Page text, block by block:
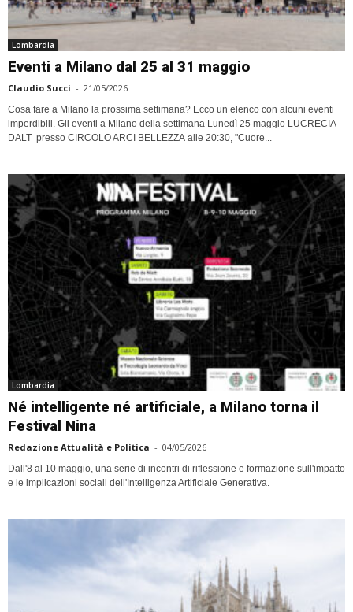
Lombardia
Eventi a Milano dal 25 al 31 maggio
Claudio Succi - 21/05/2026
Cosa fare a Milano la prossima settimana? Ecco un elenco con alcuni eventi
imperdibili. Gli eventi a Milano della settimana Lunedì 25 maggio LUCRECIA
DALT presso CIRCOLO ARCI BELLEZZA alle 20:30, "Cuore...
Lombardia
Né intelligente né artificiale, a Milano torna il
Festival Nina
Redazione Attualità e Politica - 04/05/2026
Dall'8 al 10 maggio, una serie di incontri di riflessione e formazione sull'impatto
e le implicazioni sociali dell'Intelligenza Artificiale Generativa.